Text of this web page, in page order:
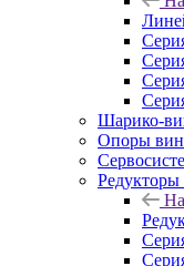
Шарико-
Опоры
Редукторы